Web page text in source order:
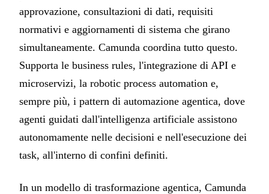
approvazione, consultazioni di dati, requisiti
normativi e aggiornamenti di sistema che girano
simultaneamente. Camunda coordina tutto questo.
Supporta le business rules, l'integrazione di API e
microservizi, la robotic process automation e,
sempre più, i pattern di automazione agentica, dove
agenti guidati dall'intelligenza artificiale assistono
autonomamente nelle decisioni e nell'esecuzione dei
task, all'interno di confini definiti.
In un modello di trasformazione agentica, Camunda